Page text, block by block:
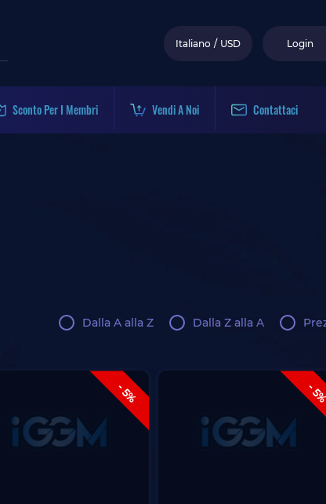
Italiano / USD Login
Sconto Per I Membri Vendi A Noi Contattaci
Dalla A alla Z Dalla Z alla A
- 5% -